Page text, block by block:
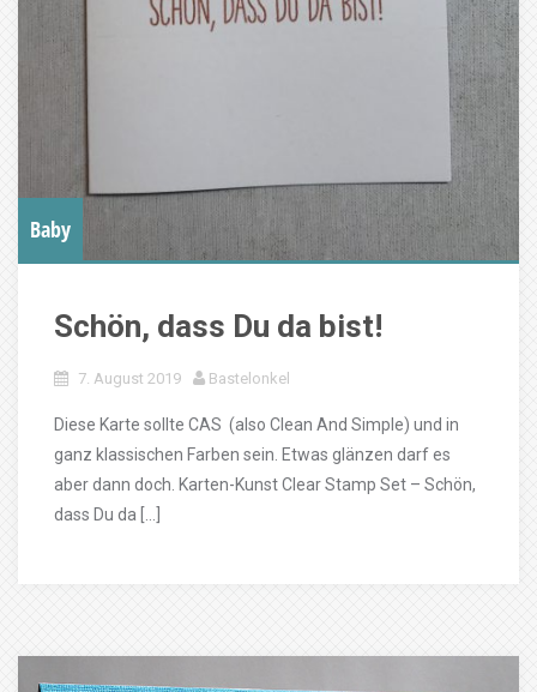
Baby
Schön, dass Du da bist!
7. August 2019 Bastelonkel
Diese Karte sollte CAS (also Clean And Simple) und in
ganz klassischen Farben sein. Etwas glänzen darf es
aber dann doch. Karten-Kunst Clear Stamp Set – Schön,
dass Du da […]